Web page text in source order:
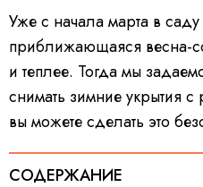
Уже с начала марта в саду
приближающаяся весна-
и теплее. Тогда мы
снимать зимние укрытия с
вы можете сделать это
СОДЕРЖАНИЕ